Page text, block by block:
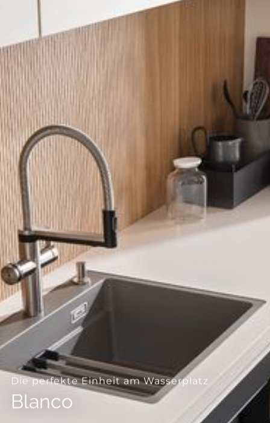
--
--
Die perfekte Einheit am Wasserplatz
Blanco